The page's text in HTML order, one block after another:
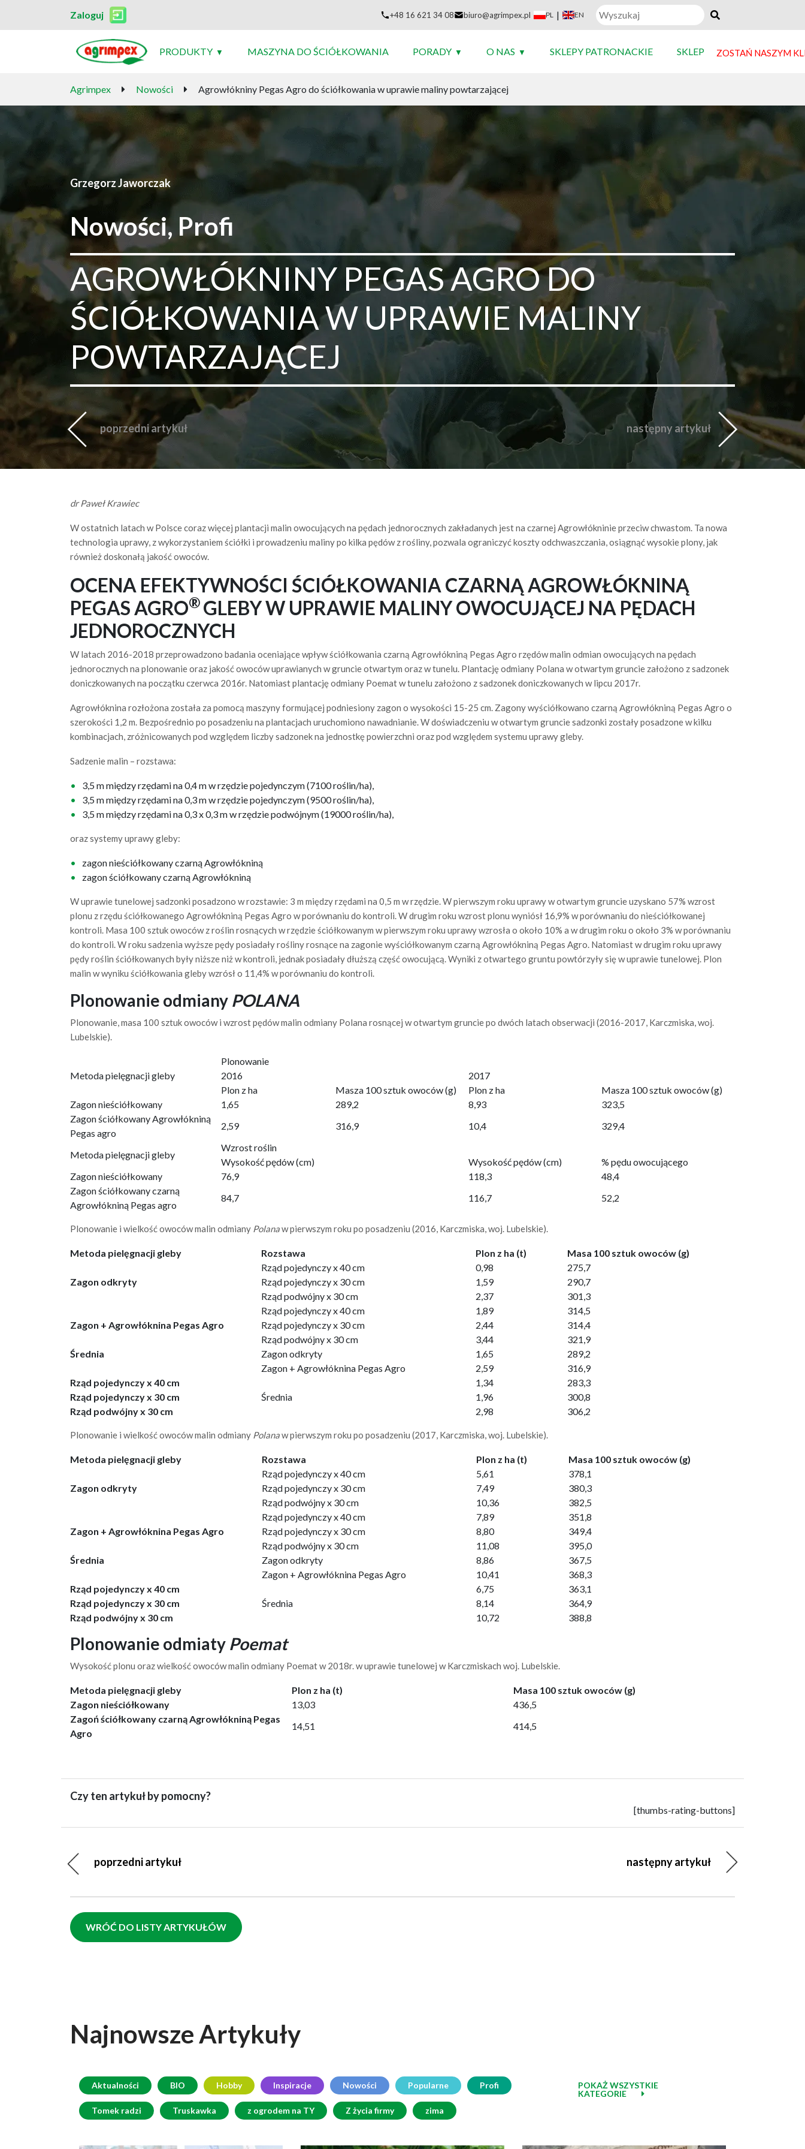
Zaloguj +48 16 621 34 08 biuro@agrimpex.pl PL | EN
PRODUKTY MASZYNA DO ŚCIÓŁKOWANIA PORADY O NAS SKLEPY PATRONACKIE SKLEP ZOSTAŃ NASZYM
Agrimpex Nowości Agrowłókniny Pegas Agro do ściółkowania w uprawie maliny powtarzającej
Grzegorz Jaworczak
Nowości, Profi
AGROWŁÓKNINY PEGAS AGRO DO
ŚCIÓŁKOWANIA W UPRAWIE MALINY
POWTARZAJĄCEJ
poprzedni artykuł następny artykuł
dr Paweł Krawiec
W ostatnich latach w Polsce coraz więcej plantacji malin owocujących na pędach jednorocznych zakładanych jest na czarnej Agrowłókninie przeciw chwastom. Ta nowa
technologia uprawy, z wykorzystaniem ściółki i prowadzeniu maliny po kilka pędów z rośliny, pozwala ograniczyć koszty odchwaszczania, osiągnąć wysokie plony, jak
również doskonałą jakość owoców.
OCENA EFEKTYWNOŚCI ŚCIÓŁKOWANIA CZARNĄ AGROWŁÓKNINĄ
PEGAS AGRO® GLEBY W UPRAWIE MALINY OWOCUJĄCEJ NA PĘDACH
JEDNOROCZNYCH
W latach 2016-2018 przeprowadzono badania oceniające wpływ ściółkowania czarną Agrowłókniną Pegas Agro rzędów malin odmian owocujących na pędach
jednorocznych na plonowanie oraz jakość owoców uprawianych w gruncie otwartym oraz w tunelu. Plantację odmiany Polana w otwartym gruncie założono z sadzonek
doniczkowanych na początku czerwca 2016r. Natomiast plantację odmiany Poemat w tunelu założono z sadzonek doniczkowanych w lipcu 2017r.
Agrowłóknina rozłożona została za pomocą maszyny formującej podniesiony zagon o wysokości 15-25 cm. Zagony wyściółkowano czarną Agrowłókniną Pegas Agro o
szerokości 1,2 m. Bezpośrednio po posadzeniu na plantacjach uruchomiono nawadnianie. W doświadczeniu w otwartym gruncie sadzonki zostały posadzone w kilku
kombinacjach, zróżnicowanych pod względem liczby sadzonek na jednostkę powierzchni oraz pod względem systemu uprawy gleby.
Sadzenie malin – rozstawa:
3,5 m między rzędami na 0,4 m w rzędzie pojedynczym (7100 roślin/ha),
3,5 m między rzędami na 0,3 m w rzędzie pojedynczym (9500 roślin/ha),
3,5 m między rzędami na 0,3 x 0,3 m w rzędzie podwójnym (19000 roślin/ha),
oraz systemy uprawy gleby:
zagon nieściółkowany czarną Agrowłókniną
zagon ściółkowany czarną Agrowłókniną
W uprawie tunelowej sadzonki posadzono w rozstawie: 3 m między rzędami na 0,5 m w rzędzie. W pierwszym roku uprawy w otwartym gruncie uzyskano 57% wzrost
plonu z rzędu ściółkowanego Agrowłókniną Pegas Agro w porównaniu do kontroli. W drugim roku wzrost plonu wyniósł 16,9% w porównaniu do nieściółkowanej
kontroli. Masa 100 sztuk owoców z roślin rosnących w rzędzie ściółkowanym w pierwszym roku uprawy wzrosła o około 10% a w drugim roku o około 3% w porównaniu
do kontroli. W roku sadzenia wyższe pędy posiadały rośliny rosnące na zagonie wyściółkowanym czarną Agrowłókniną Pegas Agro. Natomiast w drugim roku uprawy
pędy roślin ściółkowanych były niższe niż w kontroli, jednak posiadały dłuższą część owocującą. Wyniki z otwartego gruntu powtórzyły się w uprawie tunelowej. Plon
malin w wyniku ściółkowania gleby wzrósł o 11,4% w porównaniu do kontroli.
Plonowanie odmiany POLANA
Plonowanie, masa 100 sztuk owoców i wzrost pędów malin odmiany Polana rosnącej w otwartym gruncie po dwóch latach obserwacji (2016-2017, Karczmiska, woj.
Lubelskie).
Metoda pielęgnacji gleby
Plonowanie
2016
2017
Plon z ha
Masza 100 sztuk owoców (g) Plon z ha
Masza 100 sztuk owoców (g)
Zagon nieściółkowany
1,65 289,2 8,93
323,5
Zagon ściółkowany Agrowłókniną
Pegas agro
2,59 316,9 10,4 329,4
Metoda pielęgnacji gleby
Wzrost roślin
Wysokość pędów (cm)
Wysokość pędów (cm)
% pędu owocującego
Zagon nieściółkowany
76,9 118,3
48,4
Zagon ściółkowany czarną
Agrowłókniną Pegas agro
84,7 116,7 52,2
Plonowanie i wielkość owoców malin odmiany Polanaw pierwszym roku po posadzeniu (2016, Karczmiska, woj. Lubelskie).
Metoda pielęgnacji gleby Rozstawa Plon z ha (t) Masa 100 sztuk owoców (g)
Zagon odkryty
Rząd pojedynczy x 40 cm 0,98
275,7
Rząd pojedynczy x 30 cm
1,59
290,7
Rząd podwójny x 30 cm
2,37 301,3
Zagon + Agrowłóknina Pegas Agro
Rząd pojedynczy x 40 cm 1,89
314,5
Rząd pojedynczy x 30 cm
2,44
314,4
Rząd podwójny x 30 cm
3,44
321,9
Średnia
Zagon odkryty 1,65
289,2
Zagon + Agrowłóknina Pegas Agro
2,59
316,9
Rząd pojedynczy x 40 cm
Średnia
1,34
283,3
Rząd pojedynczy x 30 cm
1,96
300,8
Rząd podwójny x 30 cm
2,98 306,2
Plonowanie i wielkość owoców malin odmiany Polanaw pierwszym roku po posadzeniu (2017, Karczmiska, woj. Lubelskie).
Metoda pielęgnacji gleby Rozstawa Plon z ha (t) Masa 100 sztuk owoców (g)
Zagon odkryty
Rząd pojedynczy x 40 cm 5,61
378,1
Rząd pojedynczy x 30 cm
7,49
380,3
Rząd podwójny x 30 cm
10,36 382,5
Zagon + Agrowłóknina Pegas Agro
Rząd pojedynczy x 40 cm 7,89
351,8
Rząd pojedynczy x 30 cm
8,80
349,4
Rząd podwójny x 30 cm
11,08
395,0
Średnia
Zagon odkryty 8,86
367,5
Zagon + Agrowłóknina Pegas Agro
10,41
368,3
Rząd pojedynczy x 40 cm
Średnia
6,75
363,1
Rząd pojedynczy x 30 cm
8,14
364,9
Rząd podwójny x 30 cm
10,72 388,8
Plonowanie odmiaty Poemat
Wysokość plonu oraz wielkość owoców malin odmiany Poemat w 2018r. w uprawie tunelowej w Karczmiskach woj. Lubelskie.
Metoda pielęgnacji gleby Plon z ha (t)
Masa 100 sztuk owoców (g)
Zagon nieściółkowany
13,03
436,5
Zagoń ściółkowany czarną Agrowłókniną Pegas
Agro
14,51 414,5
Czy ten artykuł by pomocny?
[thumbs-rating-buttons]
poprzedni artykuł następny artykuł
WRÓĆ DO LISTY ARTYKUŁÓW
NajnowszeArtykuły
Aktualności BIO Hobby Inspiracje Nowości Popularne Profi
Tomek radzi Truskawka z ogrodem na TY Z życia firmy zima
POKAŻ WSZYSTKIE
KATEGORIE